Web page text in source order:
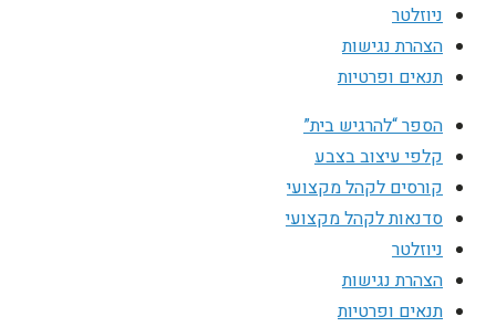
ניוזלטר
הצהרת נגישות
תנאים ופרטיות
הספר “להרגיש בית”
קלפי עיצוב בצבע
קורסים לקהל מקצועי
סדנאות לקהל מקצועי
ניוזלטר
הצהרת נגישות
תנאים ופרטיות